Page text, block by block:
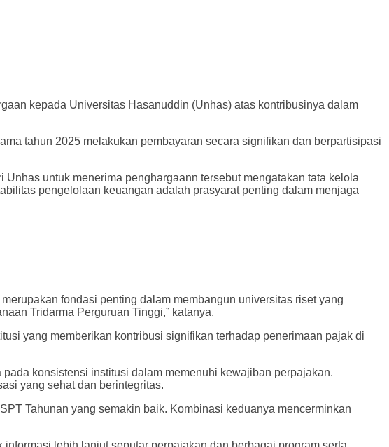
kepada Universitas Hasanuddin (Unhas) atas kontribusinya dalam
tahun 2025 melakukan pembayaran secara signifikan dan berpartisipasi
untuk menerima penghargaann tersebut mengatakan tata kelola
pengelolaan keuangan adalah prasyarat penting dalam menjaga
fondasi penting dalam membangun universitas riset yang
Tridarma Perguruan Tinggi,” katanya.
yang memberikan kontribusi signifikan terhadap penerimaan pajak di
konsistensi institusi dalam memenuhi kewajiban perpajakan.
yang sehat dan berintegritas.
Tahunan yang semakin baik. Kombinasi keduanya mencerminkan